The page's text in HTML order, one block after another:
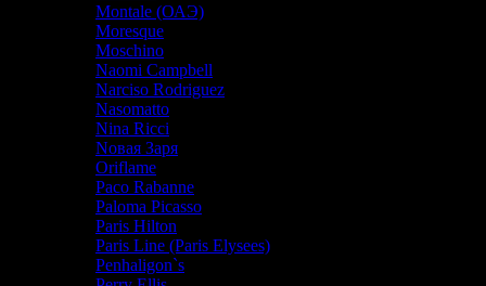
Montale (ОАЭ)
Moresque
Moschino
Naomi Campbell
Narciso Rodriguez
Nasomatto
Nina Ricci
Nовая Заря
Oriflame
Paco Rabanne
Paloma Picasso
Paris Hilton
Paris Line (Paris Elysees)
Penhaligon`s